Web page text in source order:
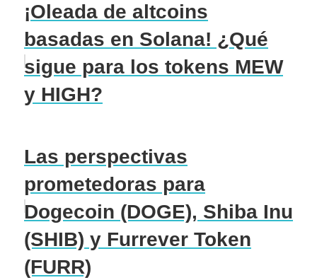
¡Oleada de altcoins
basadas en Solana! ¿Qué
sigue para los tokens MEW
y HIGH?
Las perspectivas
prometedoras para
Dogecoin (DOGE), Shiba Inu
(SHIB) y Furrever Token
(FURR)